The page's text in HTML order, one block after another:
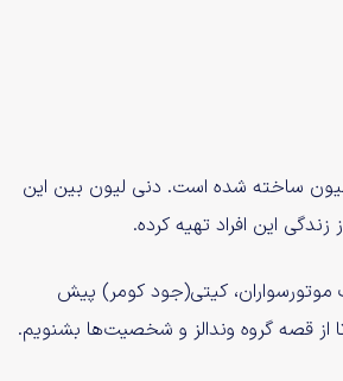
ساخته شده است. دنی لیون بین این
این افراد تهیه کرده.
موتورسواران، کیتی(جود کومر) پیش
قصه‌ گروه وندالز و شخصیت‌ها بشنویم.